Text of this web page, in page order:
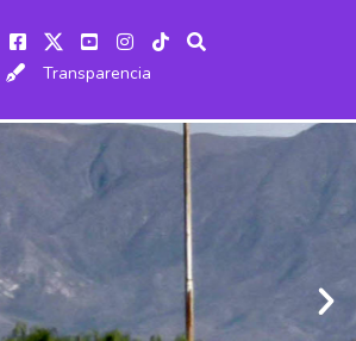
Transparencia